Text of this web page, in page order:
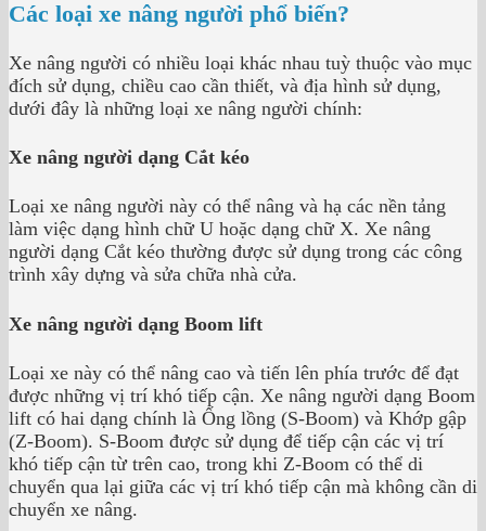
Các loại xe nâng người phổ biến?
Xe nâng người có nhiều loại khác nhau tuỳ thuộc vào mục
đích sử dụng, chiều cao cần thiết, và địa hình sử dụng,
dưới đây là những loại xe nâng người chính:
Xe nâng người dạng Cắt kéo
Loại xe nâng người này có thể nâng và hạ các nền tảng
làm việc dạng hình chữ U hoặc dạng chữ X. Xe nâng
người dạng Cắt kéo thường được sử dụng trong các công
trình xây dựng và sửa chữa nhà cửa.
Xe nâng người dạng Boom lift
Loại xe này có thể nâng cao và tiến lên phía trước để đạt
được những vị trí khó tiếp cận. Xe nâng người dạng Boom
lift có hai dạng chính là Ống lồng (S-Boom) và Khớp gập
(Z-Boom). S-Boom được sử dụng để tiếp cận các vị trí
khó tiếp cận từ trên cao, trong khi Z-Boom có thể di
chuyển qua lại giữa các vị trí khó tiếp cận mà không cần di
chuyển xe nâng.